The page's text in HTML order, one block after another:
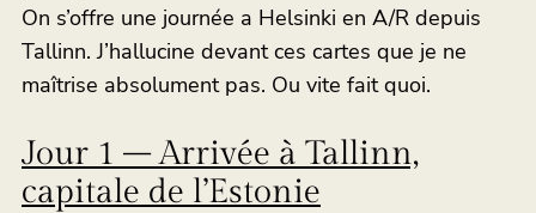
On s’offre une journée a Helsinki en A/R depuis
Tallinn. J’hallucine devant ces cartes que je ne
maîtrise absolument pas. Ou vite fait quoi.
Jour 1 – Arrivée à Tallinn,
capitale de l’Estonie